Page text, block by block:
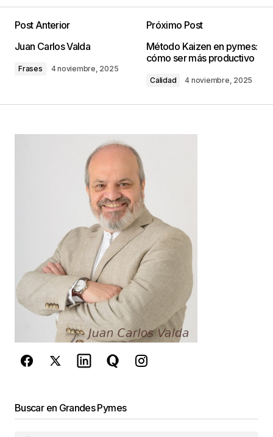
publicada. Los campos obligatorios están
*
Guarda mi nombre, correo electrónico y web en
este navegador para la próxima vez que
comente.
Este sitio esta protegido por
reCAPTCHA y laPolítica de
privacidad y los Términos del servicio
Post Anterior
Juan Carlos Valda
Frases 4 noviembre, 2025
Próximo Post
Método Kaizen en pymes:
cómo ser más productivo
Calidad 4 noviembre, 2025
Buscar en Grandes Pymes